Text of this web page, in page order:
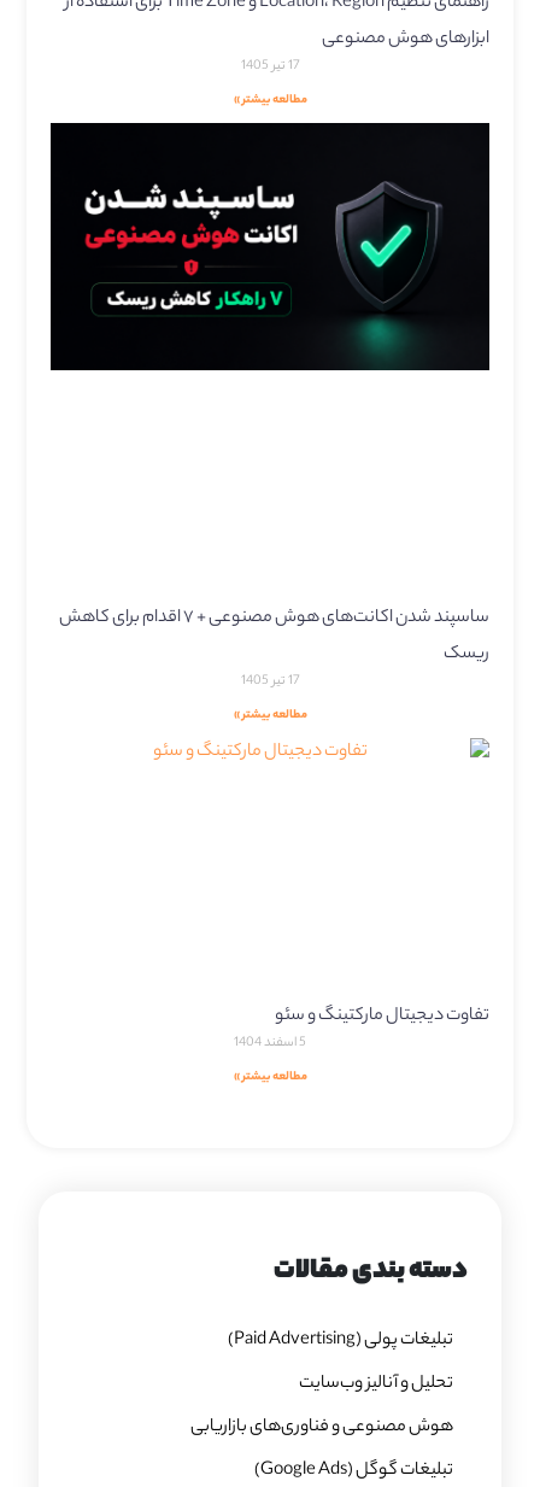
ابزارهای هوش مصنوعی
17 تیر 1405
مطالعه بیشتر »
ساسپند شدن اکانت‌های هوش مصنوعی + ۷ اقدام برای کاهش
ریسک
17 تیر 1405
مطالعه بیشتر »
تفاوت دیجیتال مارکتینگ و سئو
5 اسفند 1404
مطالعه بیشتر »
دسته بندی مقالات
تبلیغات پولی (Paid Advertising)
تحلیل و آنالیز وب‌سایت
هوش مصنوعی و فناوری‌های بازاریابی
تبلیغات گوگل (Google Ads)